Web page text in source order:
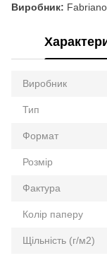
Виробник: Fabriano,
Виробник
Тип
Формат
Розмір
Фактура
Колір паперу
Щільність (г/м2)